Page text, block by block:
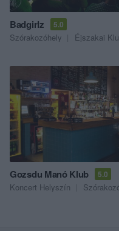
Badgirlz 5.0
Szórakozóhely Éjszakai
Gozsdu Manó Klub 5.0
Koncert Helyszín